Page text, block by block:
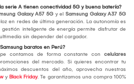
serie A tienen conectividad 5G y buena batería?
Galaxy A57 5G y el Samsung Galaxy A37 5G
en redes de última generación. La autonomía es
inteligente de energía permite disfrutar de
sin depender del cargador.
baratos en Perú?
contamos de forma constante con celulares
del mercado. Si quieres encontrar tu
descuentos del año, aprovecha nuestras
y Black Friday. Te garantizamos una compra 100%